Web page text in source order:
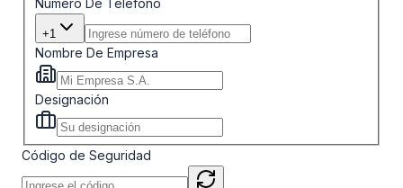
+1
Nombre De Empresa
Designación
Código de Seguridad